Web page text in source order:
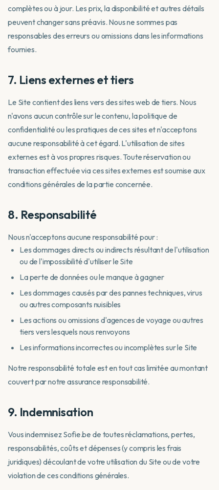
complètes ou à jour. Les prix, la disponibilité et autres détails
peuvent changer sans préavis. Nous ne sommes pas
responsables des erreurs ou omissions dans les informations
fournies.
7. Liens externes et tiers
Le Site contient des liens vers des sites web de tiers. Nous
n'avons aucun contrôle sur le contenu, la politique de
confidentialité ou les pratiques de ces sites et n'acceptons
aucune responsabilité à cet égard. L'utilisation de sites
externes est à vos propres risques. Toute réservation ou
transaction effectuée via ces sites externes est soumise aux
conditions générales de la partie concernée.
8. Responsabilité
Nous n'acceptons aucune responsabilité pour :
Les dommages directs ou indirects résultant de l'utilisation
ou de l'impossibilité d'utiliser le Site
La perte de données ou le manque à gagner
Les dommages causés par des pannes techniques, virus
ou autres composants nuisibles
Les actions ou omissions d'agences de voyage ou autres
tiers vers lesquels nous renvoyons
Les informations incorrectes ou incomplètes sur le Site
Notre responsabilité totale est en tout cas limitée au montant
couvert par notre assurance responsabilité.
9. Indemnisation
Vous indemnisez Sofie.be de toutes réclamations, pertes,
responsabilités, coûts et dépenses (y compris les frais
juridiques) découlant de votre utilisation du Site ou de votre
violation de ces conditions générales.